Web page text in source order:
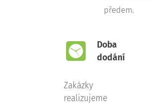
předem.
Doba
dodání
Zakázky
realizujeme